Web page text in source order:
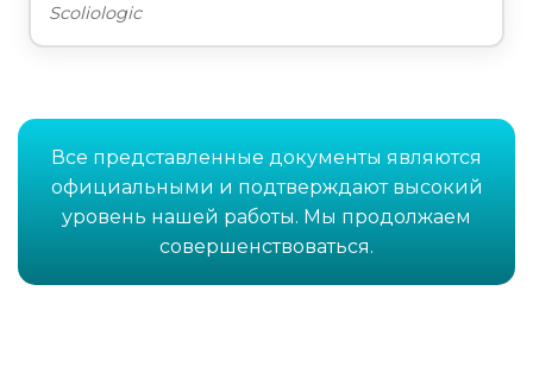
Scoliologic
Все представленные документы являются
официальными и подтверждают высокий
уровень нашей работы. Мы продолжаем
совершенствоваться.